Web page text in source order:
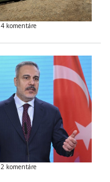
4 komentáre
2 komentáre